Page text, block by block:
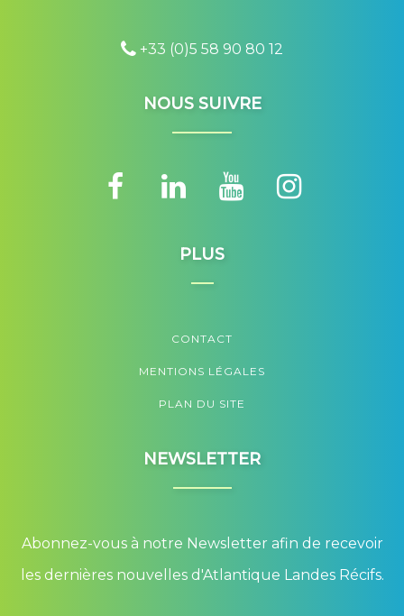
+33 (0)5 58 90 80 12
NOUS SUIVRE
PLUS
CONTACT
MENTIONS LÉGALES
PLAN DU SITE
NEWSLETTER
Abonnez-vous à notre Newsletter afin de recevoir
les dernières nouvelles d'Atlantique Landes Récifs.